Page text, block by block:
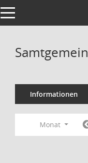
Toggle navigation
Informationen
Monat